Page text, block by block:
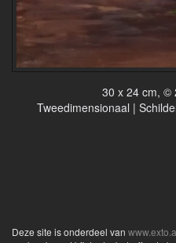
30 x 24 cm, ©
Tweedimensionaal |
Deze site is onderdeel van